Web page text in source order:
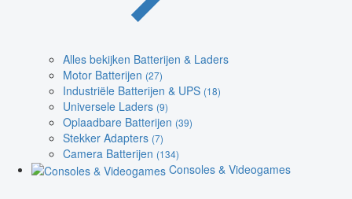
Alles bekijken Batterijen & Laders
Motor Batterijen (27)
Industriële Batterijen & UPS (18)
Universele Laders (9)
Oplaadbare Batterijen (39)
Stekker Adapters (7)
Camera Batterijen (134)
Consoles & Videogames